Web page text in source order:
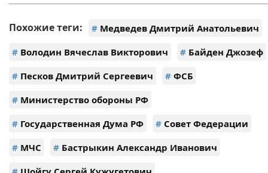
Похожие теги: # Медведев Дмитрий Анатольевич
# Володин Вячеслав Викторович # Байден Джозеф
# Песков Дмитрий Сергеевич # ФСБ
# Министерство обороны РФ
# Государственная Дума РФ # Совет Федерации
# МЧС # Бастрыкин Александр Иванович